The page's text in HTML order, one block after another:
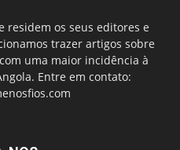
residem os seus editores e
trazer artigos sobre
uma maior incidência à
Entre em contato: